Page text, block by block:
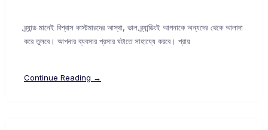
ব্র্যান্ড মানেই বিশ্বাস কাস্টমারদের আস্থা, ভাল ব্র্যান্ডিংই আপনাকে অন্যদের থেকে আলাদা
করে তুলবে। আপনার ব্যবসার প্রসার ঘটাতে সাহায্যে করবে। প্রায়
Continue Reading →